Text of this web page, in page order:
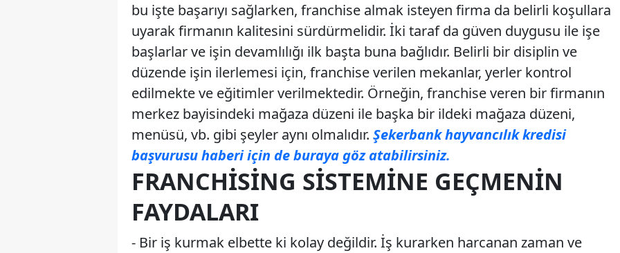
bu işte başarıyı sağlarken, franchise almak isteyen firma da belirli koşullara
uyarak firmanın kalitesini sürdürmelidir. İki taraf da güven duygusu ile işe
başlarlar ve işin devamlılığı ilk başta buna bağlıdır. Belirli bir disiplin ve
düzende işin ilerlemesi için, franchise verilen mekanlar, yerler kontrol
edilmekte ve eğitimler verilmektedir. Örneğin, franchise veren bir firmanın
merkez bayisindeki mağaza düzeni ile başka bir ildeki mağaza düzeni,
menüsü, vb. gibi şeyler aynı olmalıdır. Şekerbank hayvancılık kredisi
başvurusu haberi için de buraya göz atabilirsiniz.
FRANCHISING SISTEMINE GEÇMENIN
FAYDALARI
- Bir iş kurmak elbette ki kolay değildir. İş kurarken harcanan zaman ve